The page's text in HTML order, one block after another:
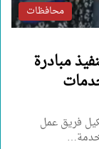
محافظات
مبادرة
فريق عمل